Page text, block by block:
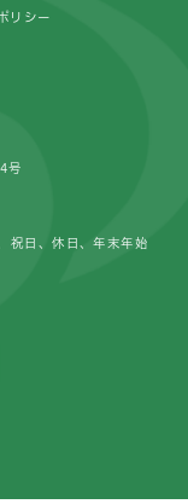
リシー
号
祝日、休日、年末年始